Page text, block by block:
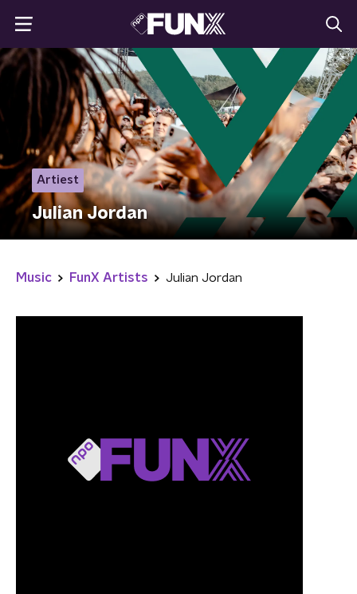
Artiest
Julian Jordan
Music FunX Artists Julian Jordan